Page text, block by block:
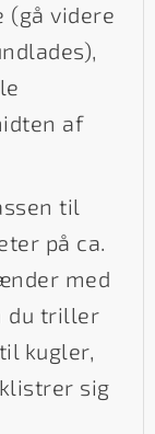
(gå videre
af
til
på ca.
med
du triller
kugler,
sig